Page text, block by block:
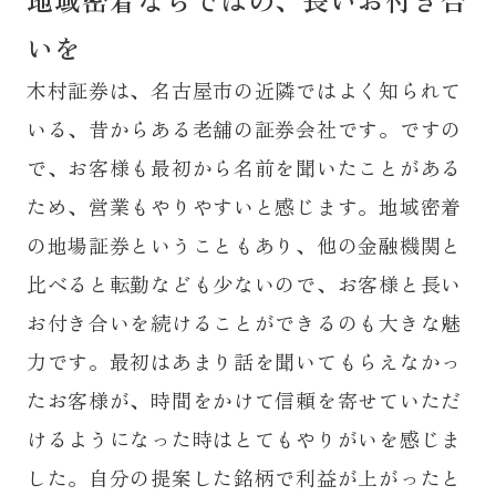
いを
木村証券は、名古屋市の近隣ではよく知られて
いる、昔からある老舗の証券会社です。ですの
で、お客様も最初から名前を聞いたことがある
ため、営業もやりやすいと感じます。地域密着
の地場証券ということもあり、他の金融機関と
比べると転勤なども少ないので、お客様と長い
お付き合いを続けることができるのも大きな魅
力です。最初はあまり話を聞いてもらえなかっ
たお客様が、時間をかけて信頼を寄せていただ
けるようになった時はとてもやりがいを感じま
した。自分の提案した銘柄で利益が上がったと